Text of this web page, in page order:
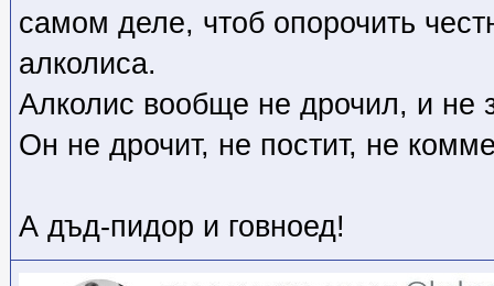
самом деле, чтоб опорочить
алколиса.
Алколис вообще не дрочил, и не
Он не дрочит, не постит, не
А дъд-пидор и говноед!